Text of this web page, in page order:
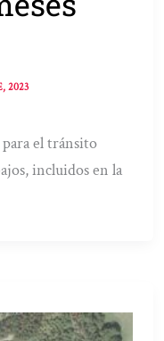
2023
el tránsito
incluidos en la